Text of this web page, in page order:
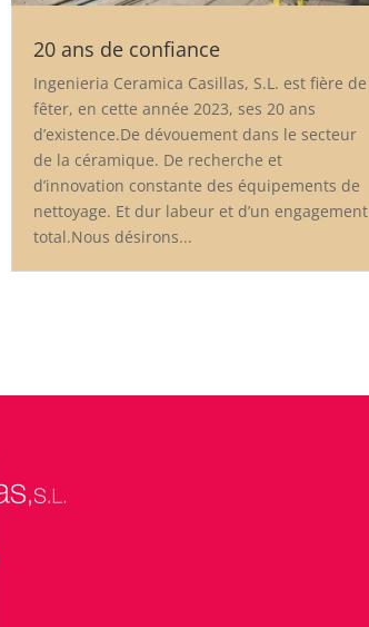
20 ans de confiance
Ingenieria Ceramica Casillas, S.L. est fière de
fêter, en cette année 2023, ses 20 ans
d’existence.De dévouement dans le secteur
de la céramique. De recherche et
d’innovation constante des équipements de
nettoyage. Et dur labeur et d’un engagement
total.Nous désirons...